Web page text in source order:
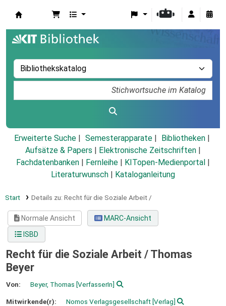
Erweiterte Suche Semesterapparate
Bibliotheken
Aufsätze & Papers
Elektronische Zeitschriften
Fachdatenbanken
Fernleihe KITopen-Medienportal
Literaturwunsch
Kataloganleitung
Start Details zu: Recht für die Soziale Arbeit /
Normale Ansicht
MARC-Ansicht
ISBD
Recht für die Soziale Arbeit / Thomas
Beyer
Von: Beyer, Thomas [VerfasserIn]
Mitwirkende(r): Nomos Verlagsgesellschaft[Verlag]